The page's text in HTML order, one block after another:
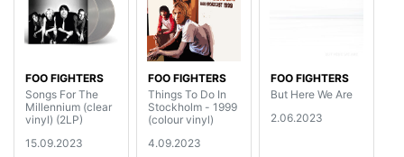
FOO FIGHTERS
Songs For The
Millennium (clear
vinyl) (2LP)
15.09.2023
FOO FIGHTERS
Things To Do In
Stockholm - 1999
(colour vinyl)
4.09.2023
FOO FIGHTERS
But Here We Are
2.06.2023